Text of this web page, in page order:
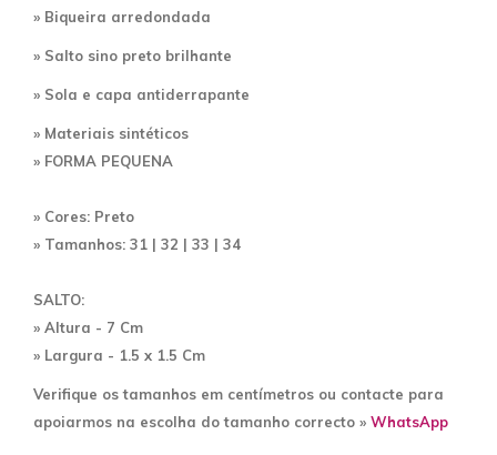
» Biqueira arredondada
» Salto sino preto brilhante
» Sola e capa antiderrapante
» Materiais sintéticos
» FORMA PEQUENA
» Cores: Preto
» Tamanhos: 31 | 32 | 33 | 34
SALTO:
» Altura - 7 Cm
» Largura - 1.5 x 1.5 Cm
Verifique os tamanhos em centímetros ou contacte para
apoiarmos na escolha do tamanho correcto » WhatsApp